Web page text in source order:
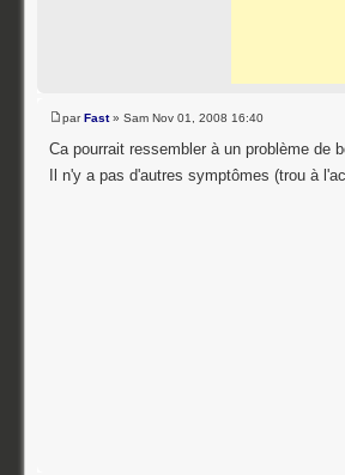
parFast» Sam Nov 01, 2008 16:40
Ca pourrait ressembler à un problème de
Il n'y a pas d'autres symptômes (trou à